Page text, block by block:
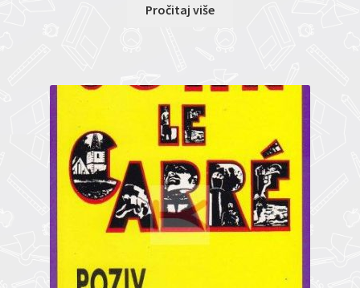
Pročitaj više